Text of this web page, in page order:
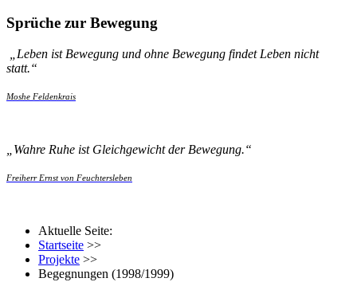
Sprüche zur Bewegung
Leben ist Bewegung und ohne Bewegung findet Leben nicht
statt.“
Moshe Feldenkrais
Wahre Ruhe ist Gleichgewicht der Bewegung.“
Freiherr Ernst von Feuchtersleben
Aktuelle Seite:
Startseite >>
Projekte >>
Begegnungen (1998/1999)